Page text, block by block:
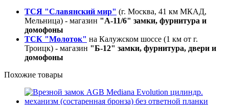
ТСЯ "Славянский мир" (г. Москва, 41 км МКАД,
Мельница) - магазин "А-11/6" замки, фурнитура и
домофоны
ТСК "Молоток" на Калужском шоссе (1 км от г.
Троицк) - магазин "Б-12" замки, фурнитура, двери и
домофоны
Похожие товары